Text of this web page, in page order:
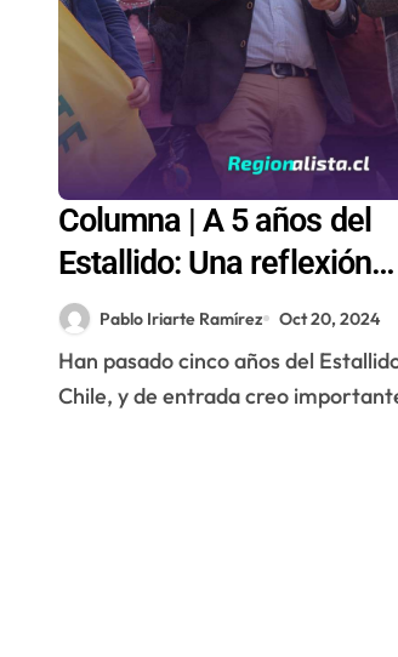
Columna | A 5 años del
Estallido: Una reflexión
necesaria para los
«olvidones»
Pablo Iriarte Ramírez Oct 20, 2024
Han pasado cinco años del Estallido Social en
Chile, y de entrada creo